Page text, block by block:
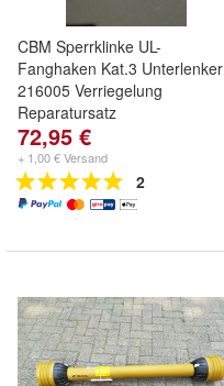
CBM Sperrklinke UL-
Fanghaken Kat.3 Unterlenker
216005 Verriegelung
Reparatursatz
72,95 €
+ 1,00 € Versand
2